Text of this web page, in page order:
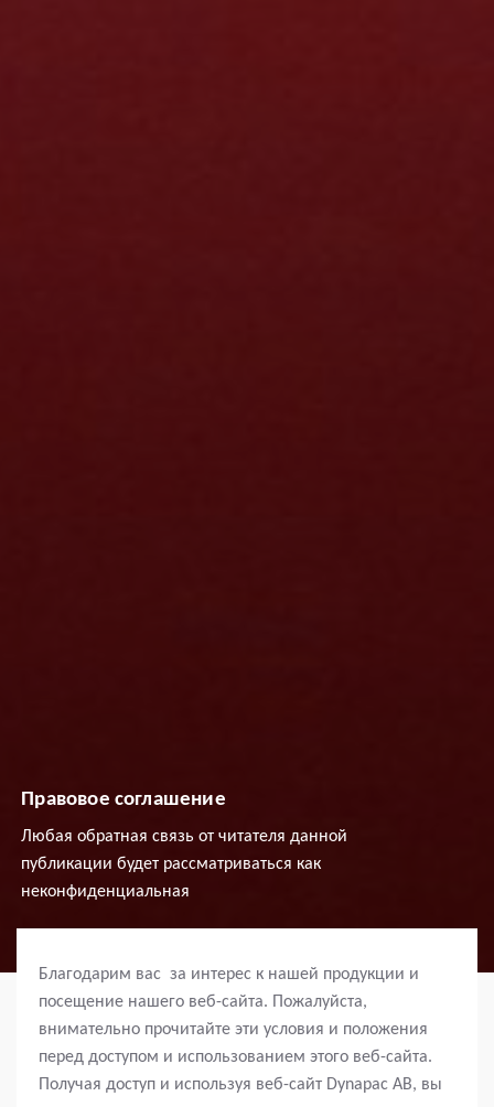
Правовое соглашение
Любая обратная связь от читателя данной
публикации будет рассматриваться как
неконфиденциальная
Благодарим вас за интерес к нашей продукции и
посещение нашего веб-сайта. Пожалуйста,
внимательно прочитайте эти условия и положения
перед доступом и использованием этого веб-сайта.
Получая доступ и используя веб-сайт Dynapac AB, вы